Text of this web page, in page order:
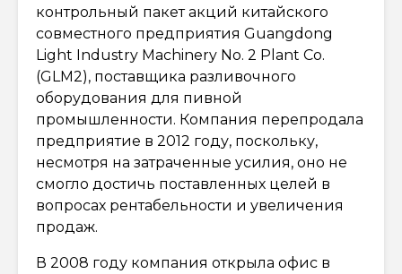
контрольный пакет акций китайского
совместного предприятия Guangdong
Light Industry Machinery No. 2 Plant Co.
(GLM2), поставщика разливочного
оборудования для пивной
промышленности. Компания перепродала
предприятие в 2012 году, поскольку,
несмотря на затраченные усилия, оно не
смогло достичь поставленных целей в
вопросах рентабельности и увеличения
продаж.
В 2008 году компания открыла офис в